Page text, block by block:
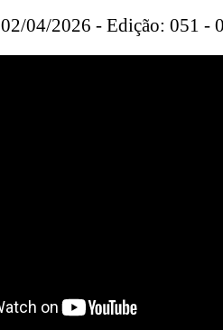
02/04/2026 - Edição: 051 -